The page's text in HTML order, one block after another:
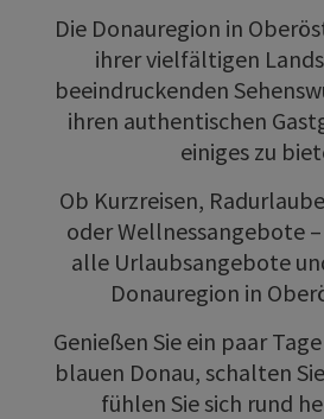
Die Donauregion in
ihrer vielfältigen
beeindruckenden
ihren authentischen
einiges zu
Ob Kurzreisen,
oder Wellnessangebote
alle Urlaubsangebote
Donauregion in
Genießen Sie ein paar
blauen Donau, schalten
fühlen Sie sich rund